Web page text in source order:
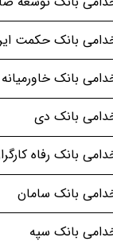
بانک حکمت
بانک خاورمیانه
بانک دی
بانک رفاه
بانک سامان
بانک سپه